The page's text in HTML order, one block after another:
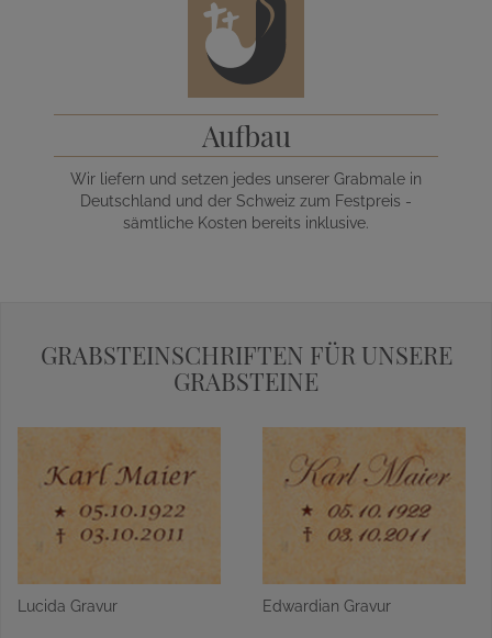
Aufbau
Wir liefern und setzen jedes unserer Grabmale in
Deutschland und der Schweiz zum Festpreis -
sämtliche Kosten bereits inklusive.
GRABSTEINSCHRIFTEN FÜR UNSERE
GRABSTEINE
Lucida Gravur Edwardian Gravur